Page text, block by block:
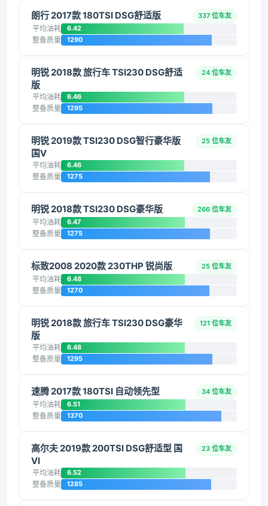
朗行 2017款 180TSI DSG舒适版 337 位车友
平均油耗 6.42
整备质量 1290
明锐 2018款 旅行车 TSI230 DSG舒适
版
24 位车友
平均油耗 6.46
整备质量 1295
明锐 2019款 TSI230 DSG智行豪华版
国V
25 位车友
平均油耗 6.46
整备质量 1275
明锐 2018款 TSI230 DSG豪华版 266 位车友
平均油耗 6.47
整备质量 1275
标致2008 2020款 230THP 锐尚版 25 位车友
平均油耗 6.48
整备质量 1270
明锐 2018款 旅行车 TSI230 DSG豪华
版
121 位车友
平均油耗 6.48
整备质量 1295
速腾 2017款 180TSI 自动领先型 34 位车友
平均油耗 6.51
整备质量 1370
高尔夫 2019款 200TSI DSG舒适型 国
VI
23 位车友
平均油耗 6.52
整备质量 1285